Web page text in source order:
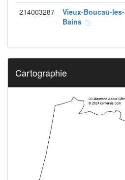
214003287
Vieux-Boucau-les-
Bains
Cartographie